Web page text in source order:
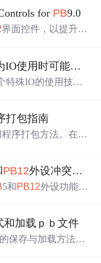
for PB9.0
界面控件，以提升应
打造，分析其在行
问题解决方法。
用时可能踩的坑
特殊IO的使用技
打包指南
程序打包方法。在无
pb12自带工具打包
功。
PB12外设冲突问题
5和PB12外设功能冲
。解决方法是在使
此外，PB12管脚也
和加载ｐｂ文件
保存与加载方法，